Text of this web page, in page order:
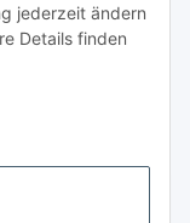
jederzeit ändern
Details finden